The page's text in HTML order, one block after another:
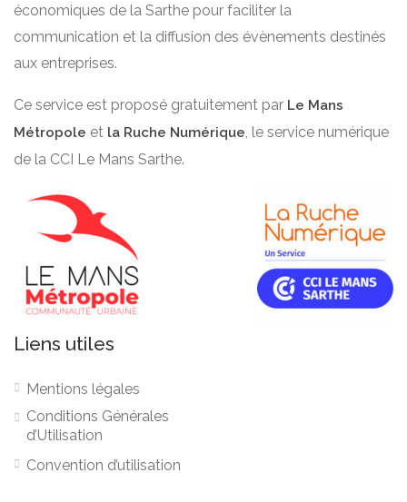
économiques de la Sarthe pour faciliter la
communication et la diffusion des évènements destinés
aux entreprises.
Ce service est proposé gratuitement par Le Mans
Métropole et la Ruche Numérique, le service numérique
de la CCI Le Mans Sarthe.
Liens utiles
Mentions légales
Conditions Générales
d’Utilisation
Convention d’utilisation